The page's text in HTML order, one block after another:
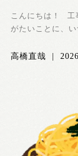
こんにちは！ 工
がたいことに、
高橋直哉 |